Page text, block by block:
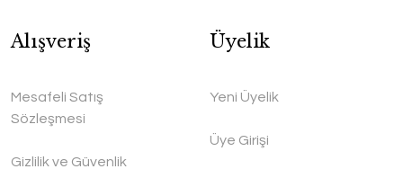
Alışveriş
Mesafeli Satış
Sözleşmesi
Gizlilik ve Güvenlik
Üyelik
Yeni Üyelik
Üye Girişi